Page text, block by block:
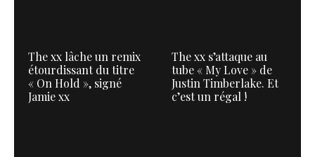
The xx lâche un remix
étourdissant du titre
« On Hold », signé
Jamie xx
The xx s’attaque au
tube « My Love » de
Justin Timberlake. Et
c’est un régal !